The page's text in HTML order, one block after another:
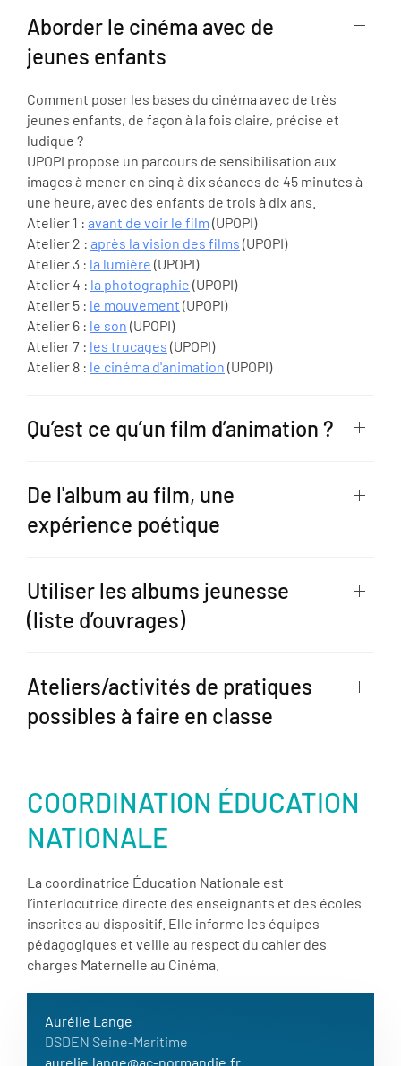
Aborder le cinéma avec de
jeunes enfants
Comment poser les bases du cinéma avec de très
jeunes enfants, de façon à la fois claire, précise et
ludique ?
UPOPI propose un parcours de sensibilisation aux
images à mener en cinq à dix séances de 45 minutes à
une heure, avec des enfants de trois à dix ans.
Atelier 1 : avant de voir le film (UPOPI)
Atelier 2 : après la vision des films (UPOPI)
Atelier 3 : la lumière (UPOPI)
Atelier 4 : la photographie (UPOPI)
Atelier 5 : le mouvement (UPOPI)
Atelier 6 : le son (UPOPI)
Atelier 7 : les trucages (UPOPI)
Atelier 8 : le cinéma d'animation (UPOPI)
Qu’est ce qu’un film d’animation ?
De l'album au film, une
expérience poétique
Utiliser les albums jeunesse
(liste d’ouvrages)
Ateliers/activités de pratiques
possibles à faire en classe
COORDINATION ÉDUCATION
NATIONALE
La coordinatrice Éducation Nationale est
l’interlocutrice directe des enseignants et des écoles
inscrites au dispositif. Elle informe les équipes
pédagogiques et veille au respect du cahier des
charges Maternelle au Cinéma.
Aurélie Lange
DSDEN Seine-Maritime
aurelie.lange@ac-normandie.fr